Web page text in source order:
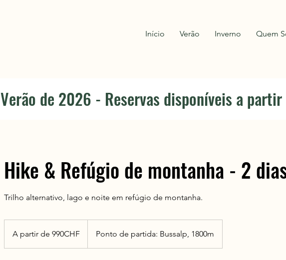
Início Verão Inverno Quem
Verão de 2026 - Reservas disponíveis a
Hike & Refúgio de montanha - 2
Trilho alternativo, lago e noite em refúgio de montanha.
990CHF
A partir de 990CHF Ponto de partida: Bussalp, 1800m